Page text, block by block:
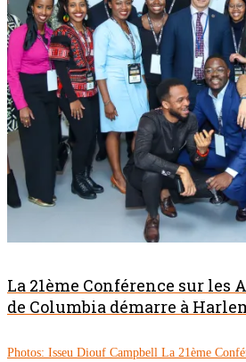
La 21ème Conférence sur
de Columbia démarre à
Photos: Isseu Diouf Campbell La 21ème